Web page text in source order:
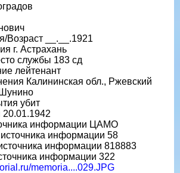
Возраст __.__.1921
г. Астрахань
службы 183 сд
лейтенант
Калининская обл., Ржевский
убит
информации ЦАМО
информации 58
информации 818883
информации 322
memoria....029.JPG